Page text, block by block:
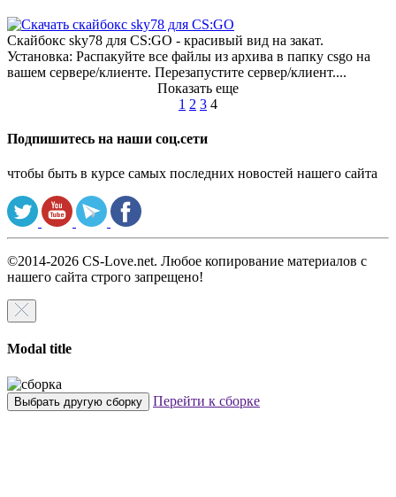
Скайбокс sky78 для CS:GO - красивый вид на закат.
Установка: Распакуйте все файлы из архива в папку csgo на
вашем сервере/клиенте. Перезапустите сервер/клиент....
Показать еще
1 2 3 4
Подпишитесь на наши соц.сети
чтобы быть в курсе самых последних новостей нашего сайта
©2014-2026 CS-Love.net. Любое копирование материалов с
нашего сайта строго запрещено!
Modal title
Выбрать другую сборку Перейти к сборке